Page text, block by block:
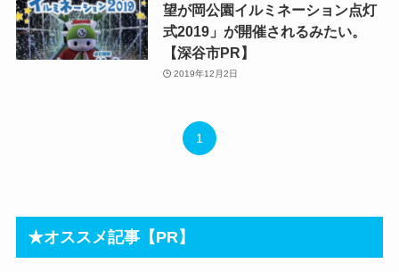
望が岡公園イルミネーション点灯
式2019」が開催されるみたい。
【深谷市PR】
2019年12月2日
1
★オススメ記事【PR】